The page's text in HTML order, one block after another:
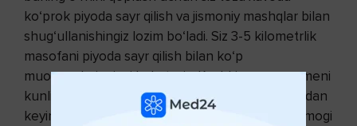
ko‘prok piyoda sayr qilish va jismoniy mashqlar bilan
shug‘ullanishingiz lozim bo‘ladi. Siz 3-5 kilometrlik
masofani piyoda sayr qilish bilan ko‘p
muommalaringizni hal etasiz. Kechki uzoq sayr meni
kunlik charchoqlardan xalos qiladi. Kechki ovqatdan
keyin har bir kishi uch kilometrlik piyoda sayr qilmogi